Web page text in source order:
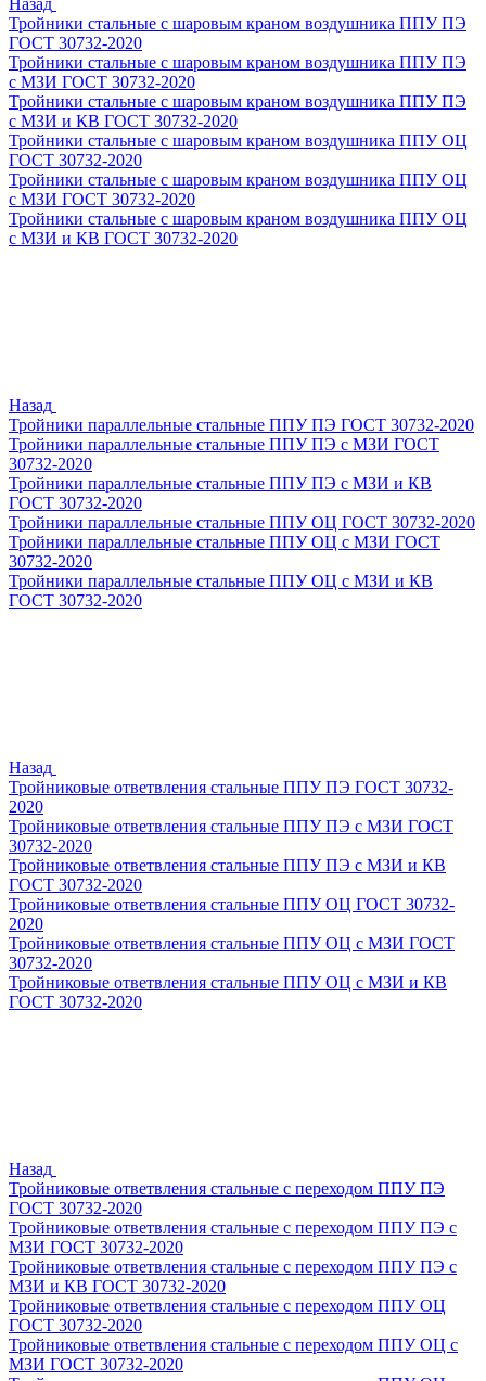
Назад
Тройники стальные с шаровым краном воздушника ППУ ПЭ
ГОСТ 30732-2020
Тройники стальные с шаровым краном воздушника ППУ ПЭ
с МЗИ ГОСТ 30732-2020
Тройники стальные с шаровым краном воздушника ППУ ПЭ
с МЗИ и КВ ГОСТ 30732-2020
Тройники стальные с шаровым краном воздушника ППУ ОЦ
ГОСТ 30732-2020
Тройники стальные с шаровым краном воздушника ППУ ОЦ
с МЗИ ГОСТ 30732-2020
Тройники стальные с шаровым краном воздушника ППУ ОЦ
с МЗИ и КВ ГОСТ 30732-2020
Назад
Тройники параллельные стальные ППУ ПЭ ГОСТ 30732-2020
Тройники параллельные стальные ППУ ПЭ с МЗИ ГОСТ
30732-2020
Тройники параллельные стальные ППУ ПЭ с МЗИ и КВ
ГОСТ 30732-2020
Тройники параллельные стальные ППУ ОЦ ГОСТ 30732-2020
Тройники параллельные стальные ППУ ОЦ с МЗИ ГОСТ
30732-2020
Тройники параллельные стальные ППУ ОЦ с МЗИ и КВ
ГОСТ 30732-2020
Назад
Тройниковые ответвления стальные ППУ ПЭ ГОСТ 30732-
2020
Тройниковые ответвления стальные ППУ ПЭ с МЗИ ГОСТ
30732-2020
Тройниковые ответвления стальные ППУ ПЭ с МЗИ и КВ
ГОСТ 30732-2020
Тройниковые ответвления стальные ППУ ОЦ ГОСТ 30732-
2020
Тройниковые ответвления стальные ППУ ОЦ с МЗИ ГОСТ
30732-2020
Тройниковые ответвления стальные ППУ ОЦ с МЗИ и КВ
ГОСТ 30732-2020
Назад
Тройниковые ответвления стальные с переходом ППУ ПЭ
ГОСТ 30732-2020
Тройниковые ответвления стальные с переходом ППУ ПЭ с
МЗИ ГОСТ 30732-2020
Тройниковые ответвления стальные с переходом ППУ ПЭ с
МЗИ и КВ ГОСТ 30732-2020
Тройниковые ответвления стальные с переходом ППУ ОЦ
ГОСТ 30732-2020
Тройниковые ответвления стальные с переходом ППУ ОЦ с
МЗИ ГОСТ 30732-2020